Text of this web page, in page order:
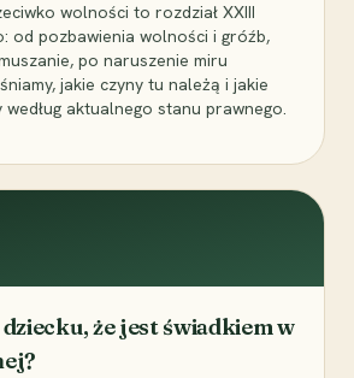
wolności to rozdział XXIII
od pozbawienia wolności i gróźb,
po naruszenie miru
jakie czyny tu należą i jakie
aktualnego stanu prawnego.
że jest świadkiem w